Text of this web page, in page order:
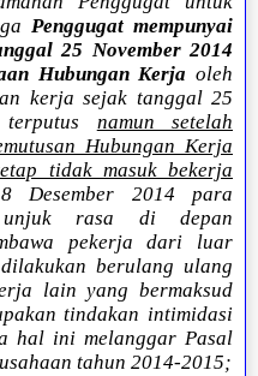
Penggugat mempunyai
25 November 2014
Hubungan Kerja oleh
kerja sejak tanggal 25
terputus namun setelah
Hubungan Kerja
tidak masuk bekerja
Desember 2014 para
unjuk rasa di depan
pekerja dari luar
berulang ulang
lain yang bermaksud
tindakan intimidasi
hal ini melanggar Pasal
tahun 2014-2015;